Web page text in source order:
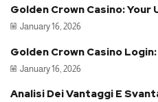
Golden Crown Casino: Your
January 16, 2026
Golden Crown Casino
January 16, 2026
Analisi Dei Vantaggi E